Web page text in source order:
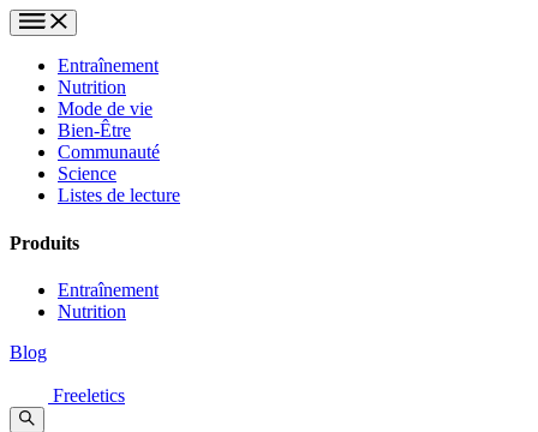
Entraînement
Nutrition
Mode de vie
Bien-Être
Communauté
Science
Listes de lecture
Produits
Entraînement
Nutrition
Blog
Freeletics